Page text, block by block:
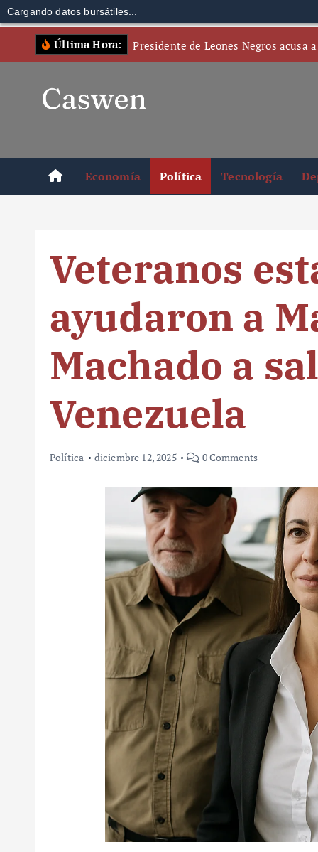
Cargando datos bursátiles...
Última Hora: Presidente de Leones Negros acusa
Economía Política Tecnología
Veteranos
ayudaron a
Machado a
Venezuela
Política diciembre 12, 2025 0 Comments